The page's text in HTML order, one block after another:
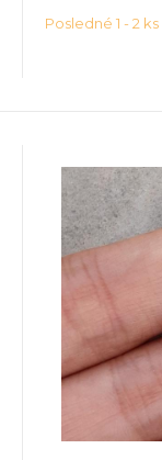
Posledné 1 - 2 ks